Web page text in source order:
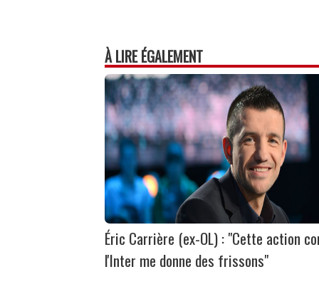
À LIRE ÉGALEMENT
Éric Carrière (ex-OL) : "Cette action
l'Inter me donne des frissons"